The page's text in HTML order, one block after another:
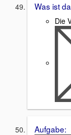
Was ist
Die
Aufgabe: